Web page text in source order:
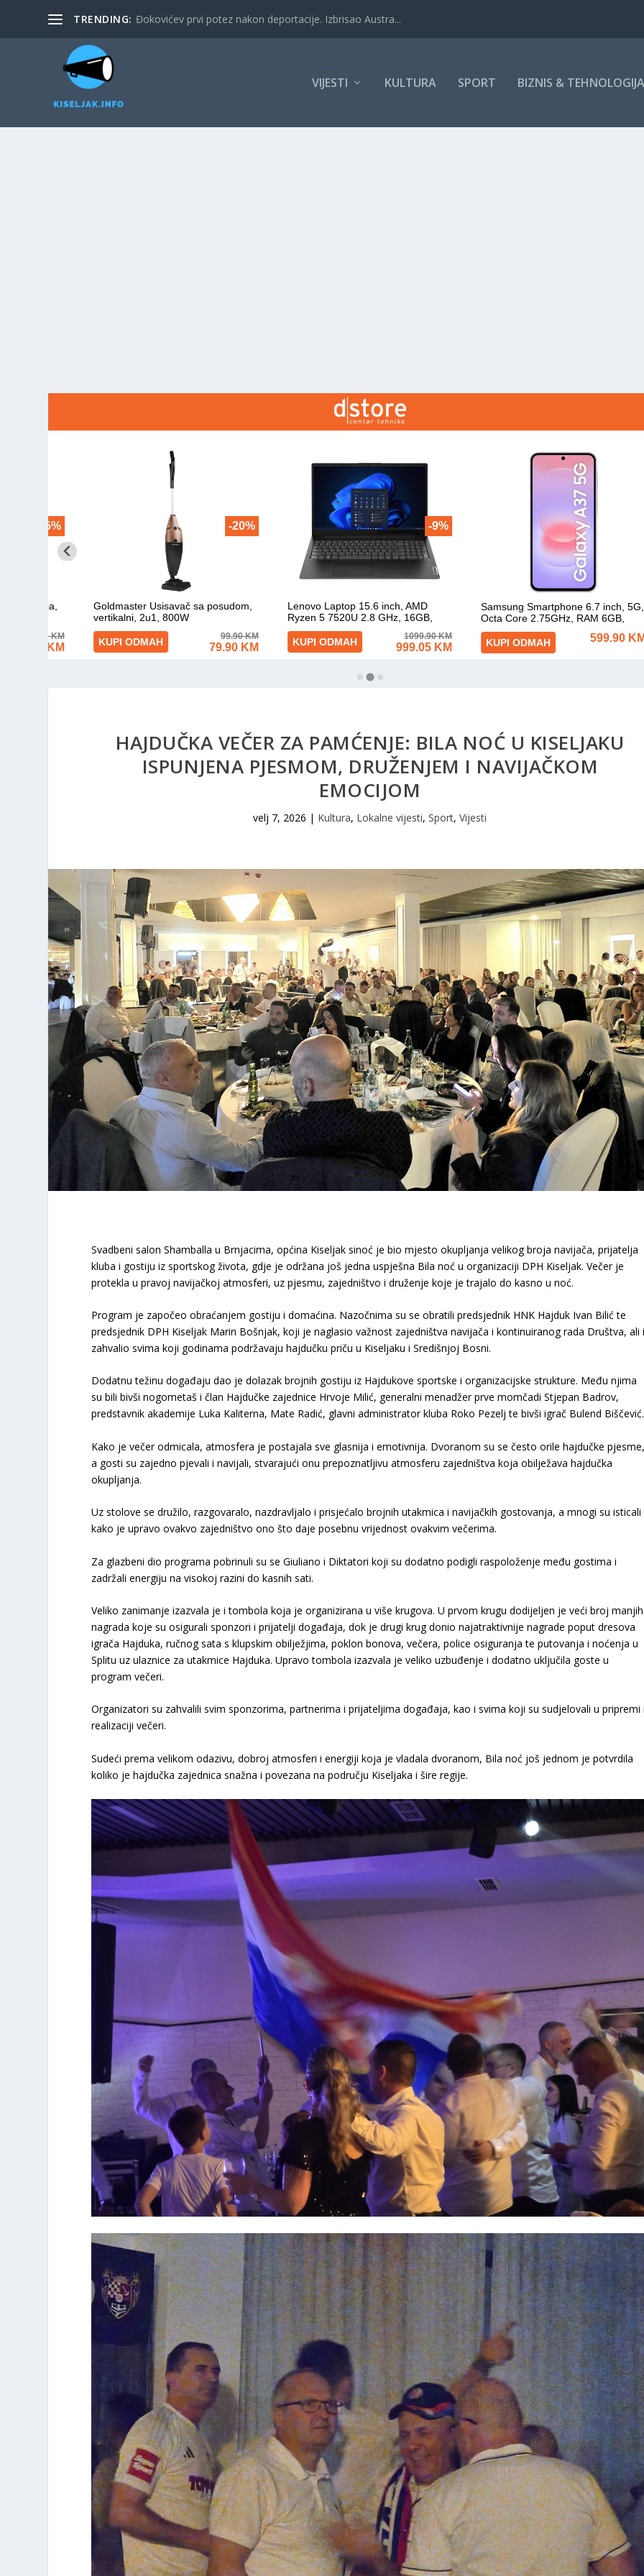
TRENDING: Đokovićev prvi potez nakon deportacije. Izbrisao Austra...
VIJESTI KULTURA SPORT BIZNIS & TEHNOLOGIJA
HAJDUČKA VEČER ZA PAMĆENJE: BILA NOĆ U KISELJAKU
ISPUNJENA PJESMOM, DRUŽENJEM I NAVIJAČKOM
EMOCIJOM
velj 7, 2026 | Kultura, Lokalne vijesti,Sport,Vijesti
Svadbeni salon Shamballa u Brnjacima, općina Kiseljak sinoć je bio mjesto okupljanja velikog broja navijača, prijatelja
kluba i gostiju iz sportskog života, gdje je održana još jedna uspješna Bila noć u organizaciji DPH Kiseljak. Večer je
protekla u pravoj navijačkoj atmosferi, uz pjesmu, zajedništvo i druženje koje je trajalo do kasno u noć.
Program je započeo obraćanjem gostiju i domaćina. Nazočnima su se obratili predsjednik HNK Hajduk Ivan Bilić te
predsjednik DPH Kiseljak Marin Bošnjak, koji je naglasio važnost zajedništva navijača i kontinuiranog rada Društva, ali
zahvalio svima koji godinama podržavaju hajdučku priču u Kiseljaku i Središnjoj Bosni.
Dodatnu težinu događaju dao je dolazak brojnih gostiju iz Hajdukove sportske i organizacijske strukture. Među njima
su bili bivši nogometaš i član Hajdučke zajednice Hrvoje Milić, generalni menadžer prve momčadi Stjepan Badrov,
predstavnik akademije Luka Kaliterna, Mate Radić, glavni administrator kluba Roko Pezelj te bivši igrač Bulend Biščević.
Kako je večer odmicala, atmosfera je postajala sve glasnija i emotivnija. Dvoranom su se često orile hajdučke
a gosti su zajedno pjevali i navijali, stvarajući onu prepoznatljivu atmosferu zajedništva koja obilježava hajdučka
okupljanja.
Uz stolove se družilo, razgovaralo, nazdravljalo i prisjećalo brojnih utakmica i navijačkih gostovanja, a mnogi su isticali
kako je upravo ovakvo zajedništvo ono što daje posebnu vrijednost ovakvim večerima.
Za glazbeni dio programa pobrinuli su se Giuliano i Diktatori koji su dodatno podigli raspoloženje među gostima i
zadržali energiju na visokoj razini do kasnih sati.
Veliko zanimanje izazvala je i tombola koja je organizirana u više krugova. U prvom krugu dodijeljen je veći broj manjih
nagrada koje su osigurali sponzori i prijatelji događaja, dok je drugi krug donio najatraktivnije nagrade poput dresova
igrača Hajduka, ručnog sata s klupskim obilježjima, poklon bonova, večera, police osiguranja te putovanja i noćenja u
Splitu uz ulaznice za utakmice Hajduka. Upravo tombola izazvala je veliko uzbuđenje i dodatno uključila goste u
program večeri.
Organizatori su zahvalili svim sponzorima, partnerima i prijateljima događaja, kao i svima koji su sudjelovali u pripremi
realizaciji večeri.
Sudeći prema velikom odazivu, dobroj atmosferi i energiji koja je vladala dvoranom, Bila noć još jednom je potvrdila
koliko je hajdučka zajednica snažna i povezana na području Kiseljaka i šire regije.